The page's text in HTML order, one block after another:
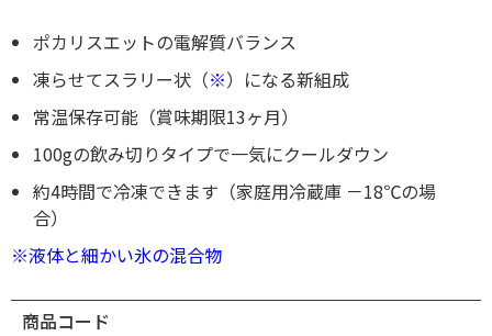
ポカリスエットの電解質バランス
凍らせてスラリー状（※）になる新組成
常温保存可能（賞味期限13ヶ月）
100gの飲み切りタイプで一気にクールダウン
約4時間で冷凍できます（家庭用冷蔵庫 －18℃の場
合）
※液体と細かい氷の混合物
商品コード